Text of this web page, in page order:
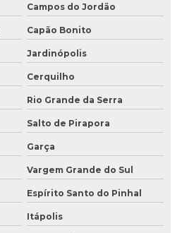
Campos do Jordão
Capão Bonito
Jardinópolis
Cerquilho
Rio Grande da Serra
Salto de Pirapora
Garça
Vargem Grande do Sul
Espírito Santo do Pinhal
Itápolis